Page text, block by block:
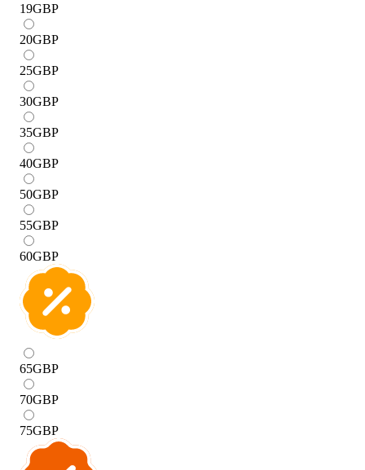
19GBP
20GBP
25GBP
30GBP
35GBP
40GBP
50GBP
55GBP
60GBP
65GBP
70GBP
75GBP